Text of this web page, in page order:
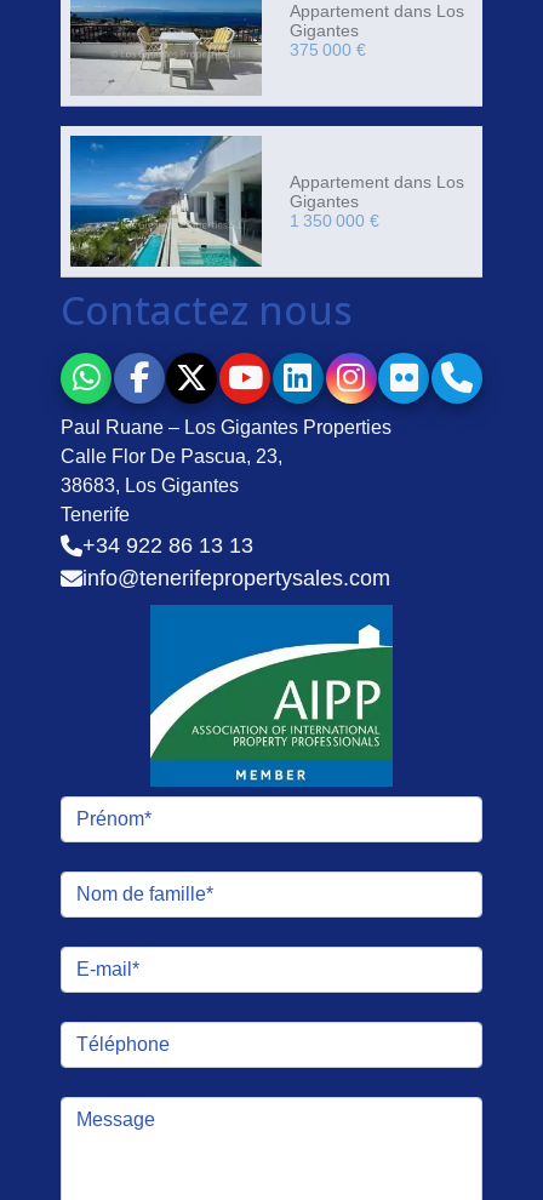
Appartement dans Los
Gigantes
375 000 €
Appartement dans Los
Gigantes
1 350 000 €
Contactez nous
Paul Ruane – Los Gigantes Properties
Calle Flor De Pascua, 23,
38683, Los Gigantes
Tenerife
+34 922 86 13 13
info@tenerifepropertysales.com